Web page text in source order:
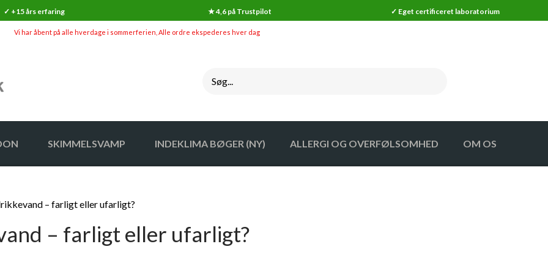
✓ +15 års erfaring ★ 4,6 på Trustpilot ✓ Eget certificeret laboratorium
Vi har åbent på alle hverdage i sommerferien, Alle ordre ekspederes hver dag
RENS
SKIMMELSVAMP INDEKLIMA BØGER (NY) ALLERGI OG OVERFØLSOMHED OM OS
– farligt eller ufarligt?
– farligt eller ufarligt?